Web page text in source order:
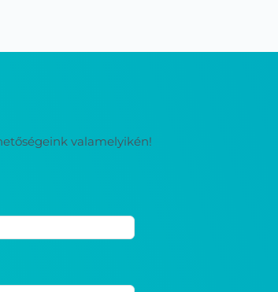
valamelyikén!